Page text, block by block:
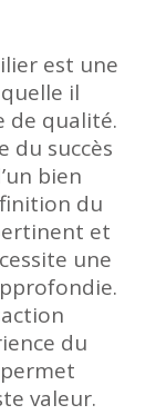
est une
il
de qualité.
du succès
bien
du
et
une
du
valeur.